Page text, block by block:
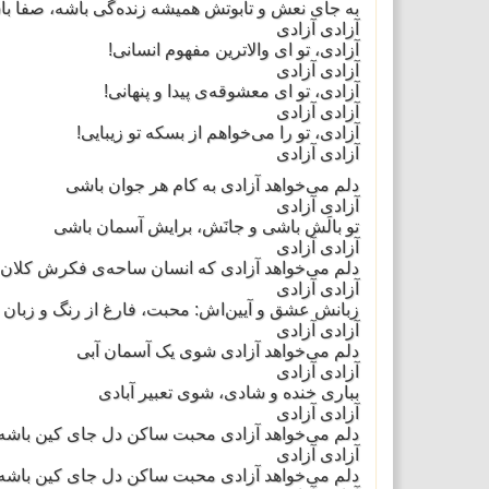
به جای نعش و تابوتش همیشه زنده‌گی باشه، صفا
آزادی آزادی
آزادی، تو ای والاترین مفهوم انسانی!
آزادی آزادی
آزادی، تو ای معشوقه‌ی پیدا و پنهانی!
آزادی آزادی
آزادی، تو را می‌خواهم از بسکه تو زیبایی!
آزادی آزادی
دلم می‌خواهد آزادی به کام هر جوان باشی
آزادی آزادی
تو بالَش باشی و جانَش، برایش آسمان باشی
آزادی آزادی
دلم می‌خواهد آزادی که انسان ساحه‌ی فکرش کلان
آزادی آزادی
زبانش عشق و آیین‌اش: محبت، فارغ از رنگ و زبان
آزادی آزادی
دلم می‌خواهد آزادی شوی یک آسمان آبی
آزادی آزادی
بباری خنده و شادی، شوی تعبیر آبادی
آزادی آزادی
دلم می‌خواهد آزادی محبت ساکن دل جای کین
آزادی آزادی
دلم می‌خواهد آزادی محبت ساکن دل جای کین